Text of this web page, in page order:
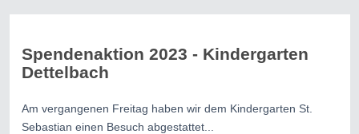
Spendenaktion 2023 - Kindergarten
Dettelbach
Am vergangenen Freitag haben wir dem Kindergarten St.
Sebastian einen Besuch abgestattet...